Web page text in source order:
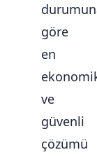
göre
en
ve
güvenli
çözümü